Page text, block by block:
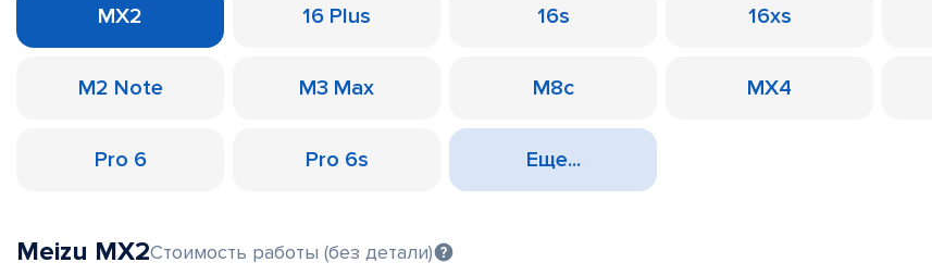
MX2 16 Plus 16s 16xs
M2 Note M3 Max M8c MX4
Pro 6 Pro 6s Еще...
Meizu MX2Стоимость работы (без детали)